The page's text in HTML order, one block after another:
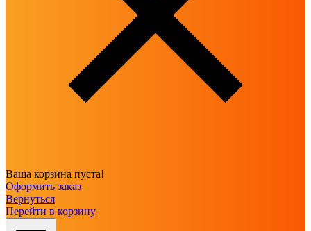
Ваша корзина пуста!
Оформить заказ
Вернуться
Перейти в корзину